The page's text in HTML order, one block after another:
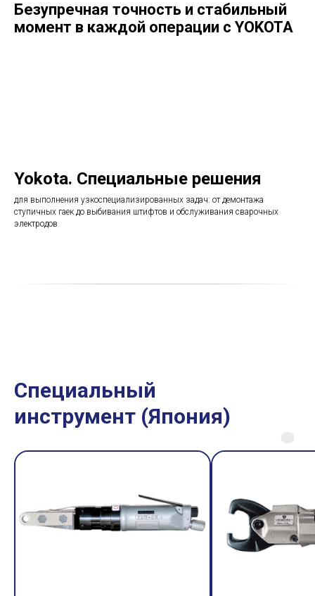
Безупречная точность и стабильный
момент в каждой операции с YOKOTA
Yokota. Специальные решения
для выполнения узкоспециализированных задач: от демонтажа
ступичных гаек до выбивания штифтов и обслуживания сварочных
электродов
Специальный
инструмент (Япония)